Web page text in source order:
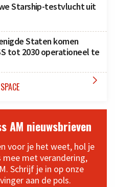
Starship-testvlucht uit
Staten komen
tot 2030 operationeel te

AM nieuwsbrieven
voor je het weet, hol je
mee met verandering,
Schrijf je in op onze
aan de pols.